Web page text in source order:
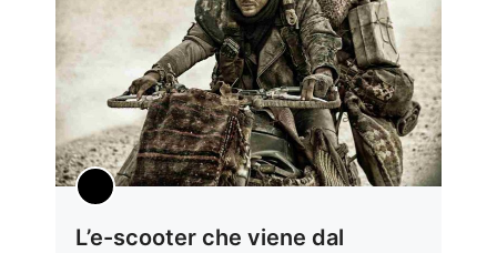
L’e-scooter che viene dal